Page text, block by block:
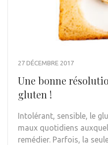
27 DÉCEMBRE 2017
Une bonne
gluten !
Intolérant, sensible, le
maux quotidiens
remédier. Parfois, la